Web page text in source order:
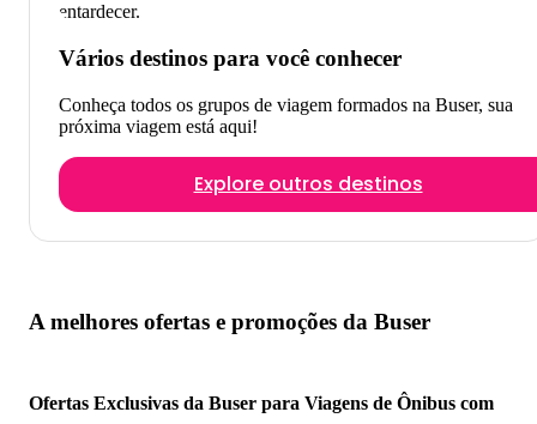
Vários destinos para você conhecer
Conheça todos os grupos de viagem formados na Buser, sua
próxima viagem está aqui!
Explore outros destinos
A melhores ofertas e promoções da Buser
Ofertas Exclusivas da Buser para Viagens de Ônibus com